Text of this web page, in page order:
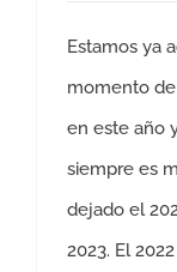
Estamos ya
momento de
en este año
siempre es
dejado el
2023. El